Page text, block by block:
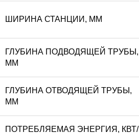
ШИРИНА СТАНЦИИ, ММ
ГЛУБИНА ПОДВОДЯЩЕЙ ТРУБЫ,
ММ
ГЛУБИНА ОТВОДЯЩЕЙ ТРУБЫ,
ММ
ПОТРЕБЛЯЕМАЯ ЭНЕРГИЯ, КВТ/